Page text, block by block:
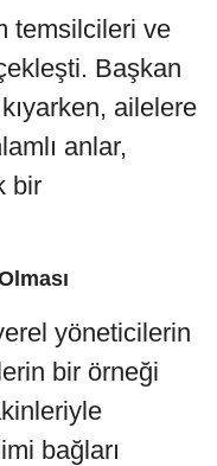
temsilcileri ve
Başkan
ailelere
anlar,
bir
yöneticilerin
bir örneği
bağları